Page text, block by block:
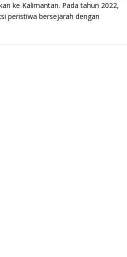
ke Kalimantan. Pada tahun 2022,
peristiwa bersejarah dengan